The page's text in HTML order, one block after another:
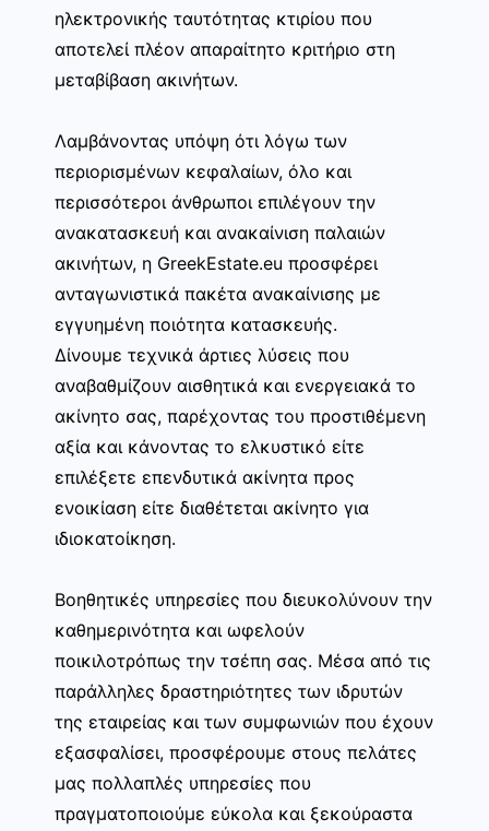
ηλεκτρονικής ταυτότητας κτιρίου που
αποτελεί πλέον απαραίτητο κριτήριο στη
μεταβίβαση ακινήτων.
Λαμβάνοντας υπόψη ότι λόγω των
περιορισμένων κεφαλαίων, όλο και
περισσότεροι άνθρωποι επιλέγουν την
ανακατασκευή και ανακαίνιση παλαιών
ακινήτων, η GreekEstate.eu προσφέρει
ανταγωνιστικά πακέτα ανακαίνισης με
εγγυημένη ποιότητα κατασκευής.
Δίνουμε τεχνικά άρτιες λύσεις που
αναβαθμίζουν αισθητικά και ενεργειακά το
ακίνητο σας, παρέχοντας του προστιθέμενη
αξία και κάνοντας το ελκυστικό είτε
επιλέξετε επενδυτικά ακίνητα προς
ενοικίαση είτε διαθέτεται ακίνητο για
ιδιοκατοίκηση.
Βοηθητικές υπηρεσίες που διευκολύνουν την
καθημερινότητα και ωφελούν
ποικιλοτρόπως την τσέπη σας. Μέσα από τις
παράλληλες δραστηριότητες των ιδρυτών
της εταιρείας και των συμφωνιών που έχουν
εξασφαλίσει, προσφέρουμε στους πελάτες
μας πολλαπλές υπηρεσίες που
πραγματοποιούμε εύκολα και ξεκούραστα